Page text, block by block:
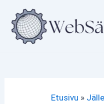
sisältöön
Etusivu »